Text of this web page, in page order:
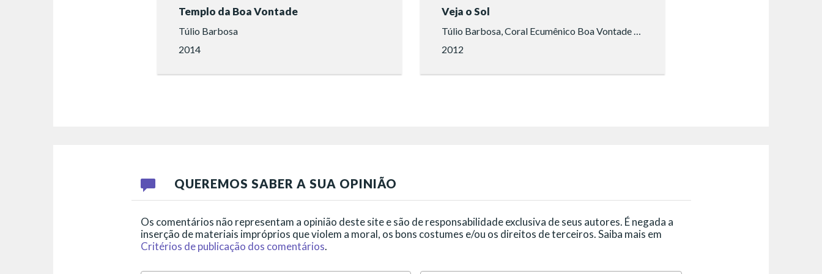
Templo da Boa Vontade
Túlio Barbosa
2014
Veja o Sol
Túlio Barbosa, Coral Ecumênico Boa Vontade (Interior paulista)
2012
QUEREMOS SABER A SUA OPINIÃO
Os comentários não representam a opinião deste site e são de responsabilidade exclusiva de seus autores. É negada a
inserção de materiais impróprios que violem a moral, os bons costumes e/ou os direitos de terceiros. Saiba mais em
Critérios de publicação dos comentários.